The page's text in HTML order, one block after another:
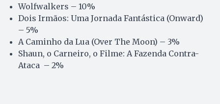
Wolfwalkers – 10%
Dois Irmãos: Uma Jornada Fantástica (Onward)
– 5%
A Caminho da Lua (Over The Moon) – 3%
Shaun, o Carneiro, o Filme: A Fazenda Contra-
Ataca – 2%